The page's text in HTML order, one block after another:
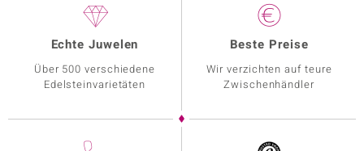
Echte Juwelen
Über 500 verschiedene
Edelsteinvarietäten
Beste Preise
Wir verzichten auf teure
Zwischenhändler